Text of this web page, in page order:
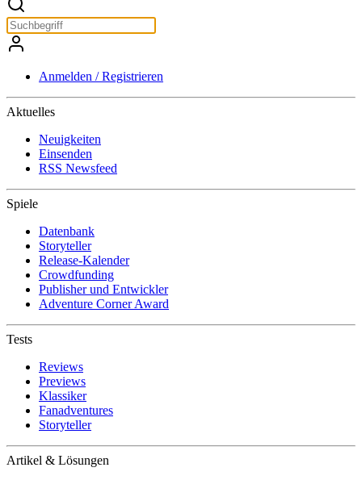
Anmelden / Registrieren
Aktuelles
Neuigkeiten
Einsenden
RSS Newsfeed
Spiele
Datenbank
Storyteller
Release-Kalender
Crowdfunding
Publisher und Entwickler
Adventure Corner Award
Tests
Reviews
Previews
Klassiker
Fanadventures
Storyteller
Artikel & Lösungen